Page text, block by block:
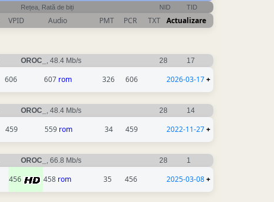
Rețea, Rată de biți NID TID
VPID Audio PMT PCR TXT Actualizare
OROC_ , 48.4 Mb/s 28 17
606 607 rom 326 606 2026-03-17+
OROC_ , 48.4 Mb/s 28 14
459 559 rom 34 459 2022-11-27+
OROC_ , 66.8 Mb/s 28 1
456 458 rom 35 456 2025-03-08+